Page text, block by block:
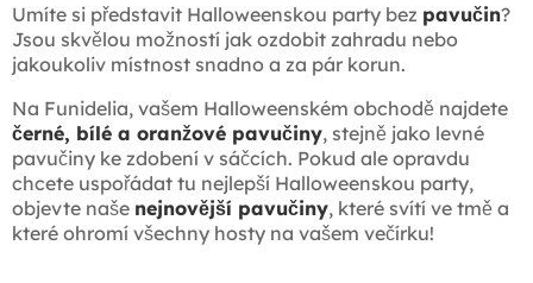
Umíte si představit Halloweenskou party bez pavučin?
Jsou skvělou možností jak ozdobit zahradu nebo
jakoukoliv místnost snadno a za pár korun.
Na Funidelia, vašem Halloweenském obchodě najdete
černé, bílé a oranžové pavučiny, stejně jako levné
pavučiny ke zdobení v sáčcích. Pokud ale opravdu
chcete uspořádat tu nejlepší Halloweenskou party,
objevte naše nejnovější pavučiny, které svítí ve tmě a
které ohromí všechny hosty na vašem večírku!